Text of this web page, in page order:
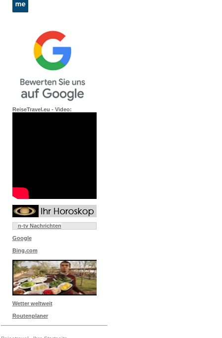
ReiseTravel.eu - Video:
n-tv Nachrichten
Google
Bing.com
Wetter weltweit
Routenplaner